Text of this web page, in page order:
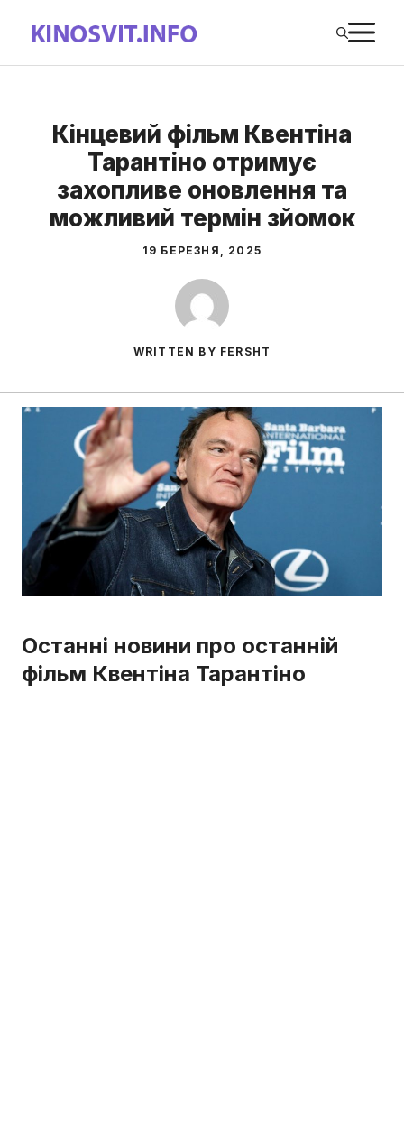
вмісту
Кінцевий фільм Квентіна
Тарантіно отримує
захопливе оновлення та
можливий термін зйомок
19 БЕРЕЗНЯ, 2025
WRITTEN BY FERSHT
Останні новини про останній
фільм Квентіна Тарантіно